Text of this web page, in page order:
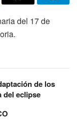
del 17 de
de los
del eclipse